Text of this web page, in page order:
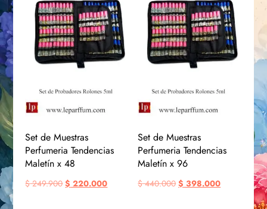
Set de Muestras
Perfumeria Tendencias
Maletín x 48
$249.900 $ 220.000
Set de Muestras
Perfumeria Tendencias
Maletín x 96
$440.000 $ 398.000